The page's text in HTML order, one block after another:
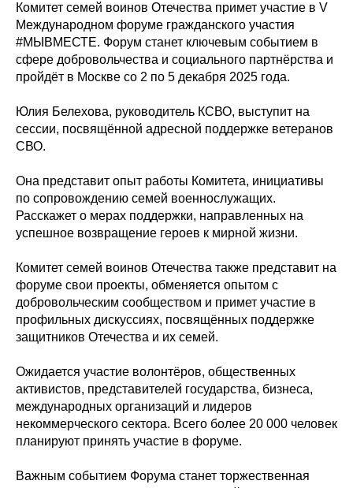
Комитет семей воинов Отечества примет участие в V
Международном форуме гражданского участия
#МЫВМЕСТЕ. Форум станет ключевым событием в
сфере добровольчества и социального партнёрства и
пройдёт в Москве со 2 по 5 декабря 2025 года.
Юлия Белехова, руководитель КСВО, выступит на
сессии, посвящённой адресной поддержке ветеранов
СВО.
Она представит опыт работы Комитета, инициативы
по сопровождению семей военнослужащих.
Расскажет о мерах поддержки, направленных на
успешное возвращение героев к мирной жизни.
Комитет семей воинов Отечества также представит на
форуме свои проекты, обменяется опытом с
добровольческим сообществом и примет участие в
профильных дискуссиях, посвящённых поддержке
защитников Отечества и их семей.
Ожидается участие волонтёров, общественных
активистов, представителей государства, бизнеса,
международных организаций и лидеров
некоммерческого сектора. Всего более 20 000 человек
планируют принять участие в форуме.
Важным событием Форума станет торжественная